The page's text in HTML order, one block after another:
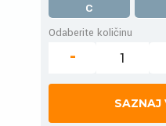
C
Odaberite količinu
-
SAZNAJ